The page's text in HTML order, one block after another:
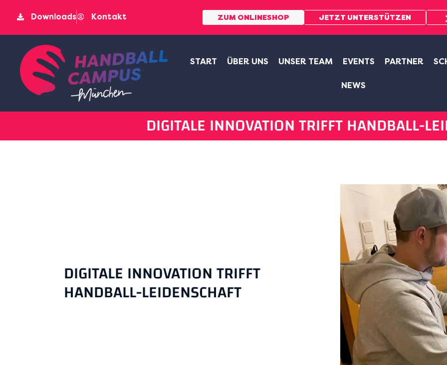
Downloads Kontakt ZUM ONLINESHOP JETZT UNTERSTÜTZEN
START ÜBER UNS UNSER TEAM EVENTS PARTNER
NEWS
DIGITALE INNOVATION TRIFFT HANDBALL-
DIGITALE INNOVATION TRIFFT
HANDBALL-LEIDENSCHAFT